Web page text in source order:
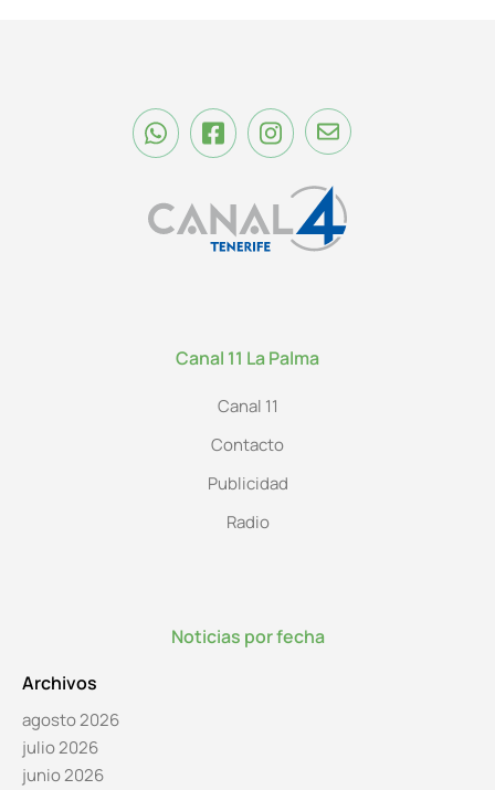
Canal 11 La Palma
Canal 11
Contacto
Publicidad
Radio
Noticias por fecha
Archivos
agosto 2026
julio 2026
junio 2026